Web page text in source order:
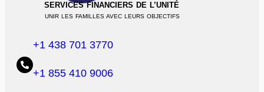
SERVICES FINANCIERS DE L’UNITÉ
UNIR LES FAMILLES AVEC LEURS OBJECTIFS
+1 438 701 3770
+1 855 410 9006